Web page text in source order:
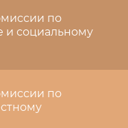
по
и социальному
по